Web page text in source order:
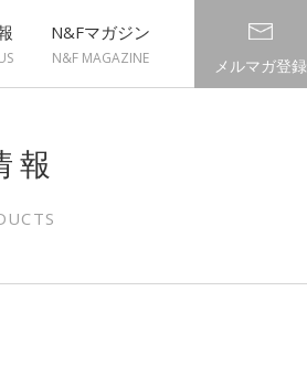
N&Fマガジン
N&F MAGAZINE メルマガ登録
報